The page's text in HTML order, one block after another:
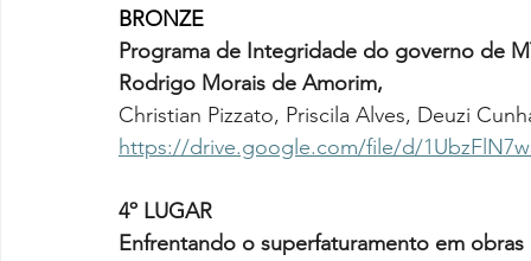
BRONZE
Programa de Integridade do governo de
Rodrigo Morais de Amorim,
Christian Pizzato, Priscila Alves, Deuzi
https://drive.google.com/file/d/
4º LUGAR
Enfrentando o superfaturamento em obras